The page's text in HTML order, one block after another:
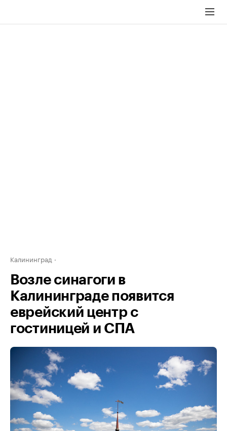
Калининград
Возле синагоги в
Калининграде появится
еврейский центр с
гостиницей и СПА